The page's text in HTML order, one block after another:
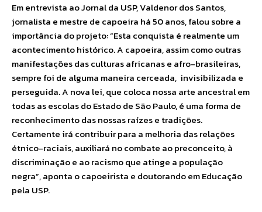
Em entrevista ao Jornal da USP, Valdenor dos Santos,
jornalista e mestre de capoeira há 50 anos, falou sobre a
importância do projeto: “Esta conquista é realmente um
acontecimento histórico. A capoeira, assim como outras
manifestações das culturas africanas e afro-brasileiras,
sempre foi de alguma maneira cerceada, invisibilizada e
perseguida. A nova lei, que coloca nossa arte ancestral em
todas as escolas do Estado de São Paulo, é uma forma de
reconhecimento das nossas raízes e tradições.
Certamente irá contribuir para a melhoria das relações
étnico-raciais, auxiliará no combate ao preconceito, à
discriminação e ao racismo que atinge a população
negra”, aponta o capoeirista e doutorando em Educação
pela USP.